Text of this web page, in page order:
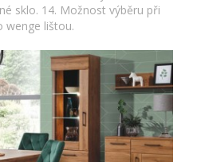
sklo. 14. Možnost výběru při
wenge lištou.